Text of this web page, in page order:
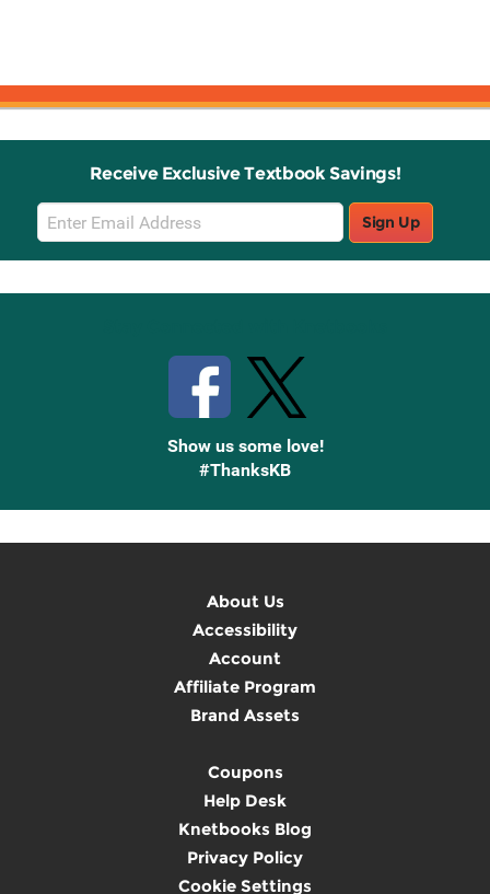
Receive Exclusive Textbook Savings!
Email
Sign
Up
Sign Up
Show us some love!
#ThanksKB
About Us
Accessibility
Account
Affiliate Program
Brand Assets
Coupons
Help Desk
Knetbooks Blog
Privacy Policy
Cookie Settings